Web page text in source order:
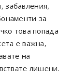
забавления,
за
това попада
е важна,
на
лишени.